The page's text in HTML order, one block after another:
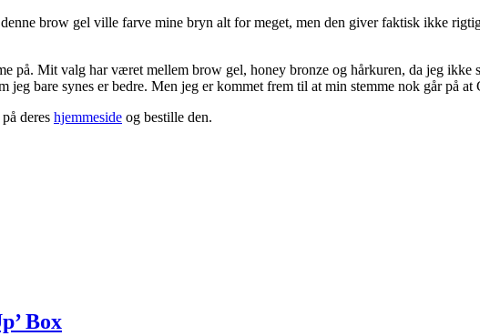
brow gel ville farve mine bryn alt for meget, men den giver faktisk ikke
på. Mit valg har været mellem brow gel, honey bronze og hårkuren, da jeg ikke
jeg bare synes er bedre. Men jeg er kommet frem til at min stemme nok går på
deres hjemmeside og bestille den.
Box